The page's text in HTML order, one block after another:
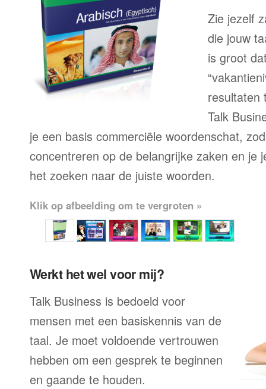
Zie jezelf
die jouw
is groot
resultaten
Talk
je een basis commerciële woordenschat,
concentreren op de belangrijke zaken en je
het zoeken naar de juiste woorden.
Klik op afbeelding om te vergroten »
Werkt het wel voor mij?
Talk Business is bedoeld voor
mensen met een basiskennis van de
taal. Je moet voldoende vertrouwen
hebben om een gesprek te beginnen
en gaande te houden.